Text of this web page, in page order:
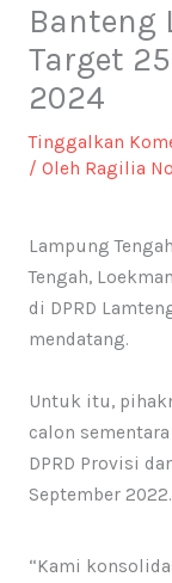
Banteng
Target
2024
Tinggalkan
/ Oleh Ragilia
Lampung
Tengah,
di DPRD
mendatang.
Untuk itu,
calon
DPRD Provisi
September 2022.
“Kami